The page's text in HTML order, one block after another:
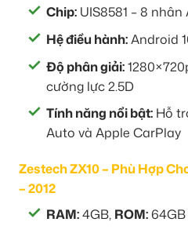
Chip: UIS8581 – 8
Hệ điều hành:Android
Độ phân giải:
cường lực 2.5D
Tính năng nổi bật: Hỗ
Auto và Apple CarPlay
Zestech ZX10 – Phù Hợp
– 2012
RAM:4GB, ROM: 64GB